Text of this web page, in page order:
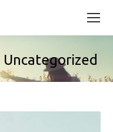
Uncategorized